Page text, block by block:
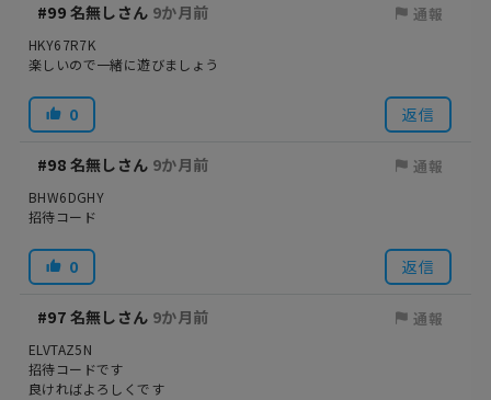
#99 名無しさん 9か月前 通報
HKY67R7K
楽しいので一緒に遊びましょう
0 返信
#98 名無しさん 9か月前 通報
BHW6DGHY
招待コード
0 返信
#97 名無しさん 9か月前 通報
ELVTAZ5N
招待コードです
良ければよろしくです